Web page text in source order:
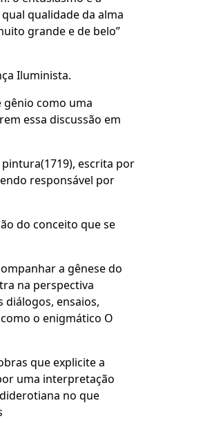
qualidade da alma
grande e de belo”
Iluminista.
como uma
essa discussão em
escrita por
responsável por
do conceito que se
a gênese do
na perspectiva
ensaios,
o enigmático O
que explicite a
uma interpretação
no que